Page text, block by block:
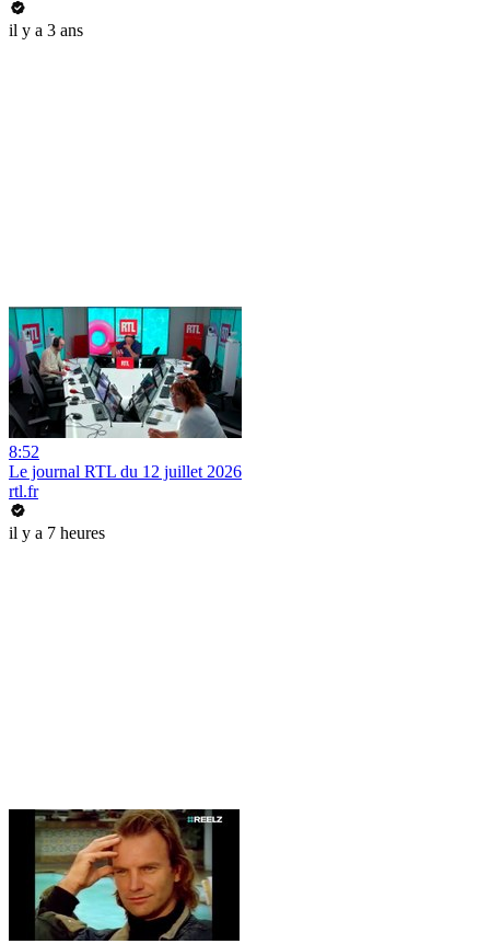
il y a 3 ans
8:52
Le journal RTL du 12 juillet 2026
rtl.fr
il y a 7 heures